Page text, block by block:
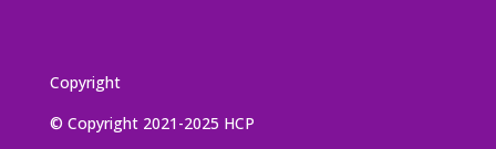
Copyright
© Copyright 2021-2025 HCP